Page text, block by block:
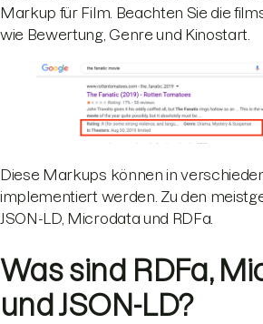
Markup für Film. Beachten Sie die
wie Bewertung, Genre und Kinostart.
Diese Markups können in
implementiert werden. Zu den
JSON-LD, Microdata und RDFa.
Was sind RDFa,
und JSON-LD?